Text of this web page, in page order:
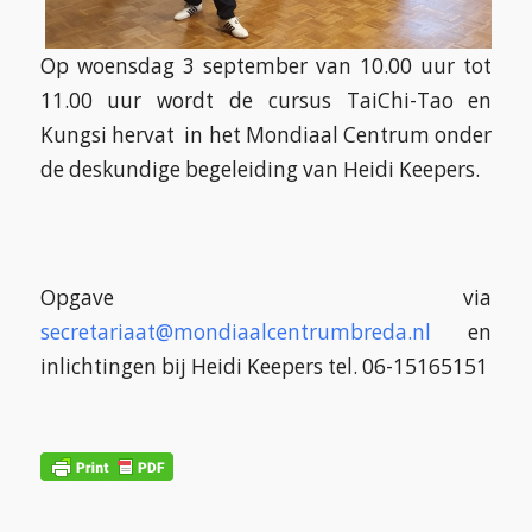
Op woensdag 3 september van 10.00 uur tot
11.00 uur wordt de cursus TaiChi-Tao en
Kungsi hervat in het Mondiaal Centrum onder
de deskundige begeleiding van Heidi Keepers.
Opgave via
secretariaat@mondiaalcentrumbreda.nl en
inlichtingen bij Heidi Keepers tel. 06-15165151